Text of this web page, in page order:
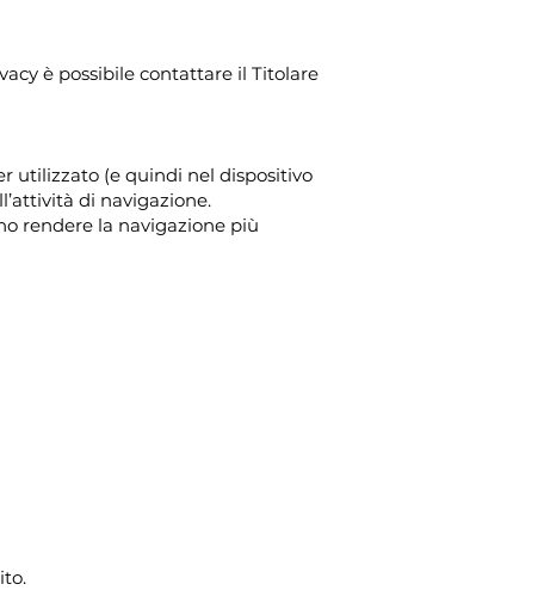
è possibile contattare il Titolare
utilizzato (e quindi nel dispositivo
di navigazione.
rendere la navigazione più